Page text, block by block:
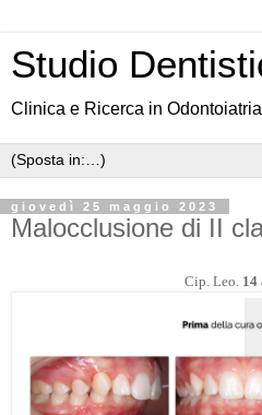
Studio
Clinica e Ricerca in
giovedì 25 maggio 2023
Malocclusione di II
Cip. Leo. 14